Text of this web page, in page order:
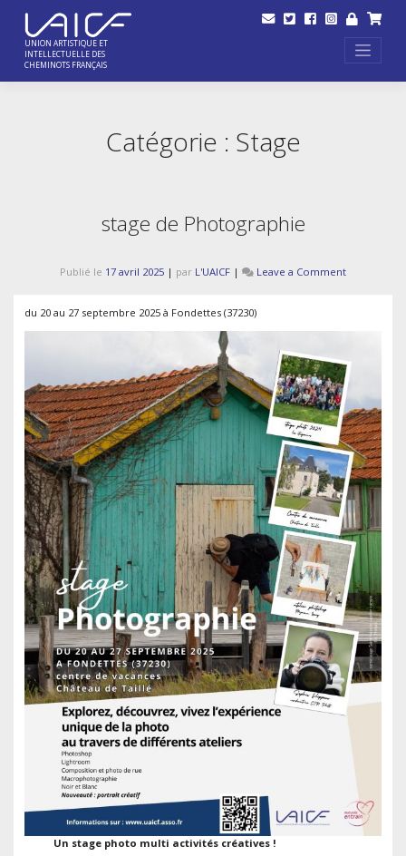
content
UNION ARTISTIQUE ET
INTELLECTUELLE DES
CHEMINOTS FRANÇAIS
Catégorie : Stage
stage de Photographie
Publié le 17 avril 2025 | par L'UAICF | Leave a Commenton
du 20 au 27 septembre 2025 à Fondettes (37230)
Un stage photo multi activités créatives !